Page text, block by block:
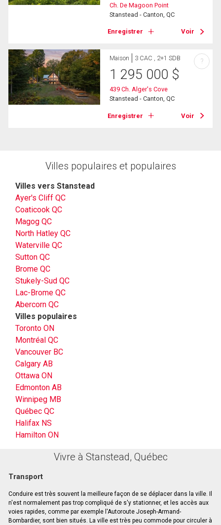
Ch. De Magoon Point
Stanstead - Canton, QC
Enregistrer Voir
Maison 3 CAC , 2+1 SDB
1 295 000 $
439 Ch. Alger's Cove
Stanstead - Canton, QC
Enregistrer Voir
?
Villes populaires et populaires
Villes vers Stanstead
Ayer's Cliff QC
Coaticook QC
Magog QC
North Hatley QC
Waterville QC
Sutton QC
Brome QC
Stukely-Sud QC
Lac-Brome QC
Abercorn QC
Villes populaires
Toronto ON
Montréal QC
Vancouver BC
Calgary AB
Ottawa ON
Edmonton AB
Winnipeg MB
Québec QC
Halifax NS
Hamilton ON
Vivre à Stanstead, Québec
Transport
Conduire est très souvent la meilleure façon de se déplacer dans la ville. Il
n'est normalement pas trop compliqué de s'y stationner, et les accès aux
voies rapides, comme par exemple l'Autoroute Joseph-Armand-
Bombardier, sont bien situés. La ville est très peu commode pour circuler à